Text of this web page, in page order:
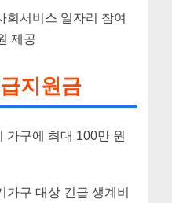
회서비스 일자리 참여
제공
지원금
가구에 최대 100만 원
가구 대상 긴급 생계비